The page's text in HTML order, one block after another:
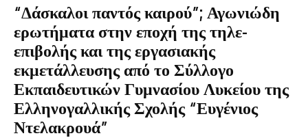
“Δάσκαλοι παντός καιρού”; Αγωνιώδη
ερωτήματα στην εποχή της τηλε-
επιβολής και της εργασιακής
εκμετάλλευσης από το Σύλλογο
Εκπαιδευτικών Γυμνασίου Λυκείου της
Ελληνογαλλικής Σχολής “Ευγένιος
Ντελακρουά”